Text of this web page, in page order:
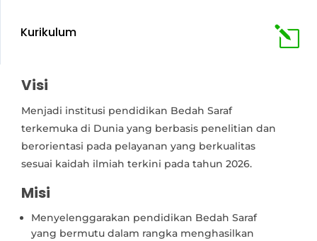
l
Kurikulum
Visi
Menjadi institusi pendidikan Bedah Saraf
terkemuka di Dunia yang berbasis penelitian dan
berorientasi pada pelayanan yang berkualitas
sesuai kaidah ilmiah terkini pada tahun 2026.
Misi
Menyelenggarakan pendidikan Bedah Saraf
yang bermutu dalam rangka menghasilkan